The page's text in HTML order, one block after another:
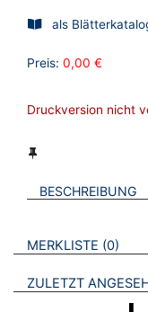
als
Preis: 0,00 €
Druckversion nicht
BESCHREIBUNG
VERWEISE AUF
MERKLISTE 0
ZULETZT